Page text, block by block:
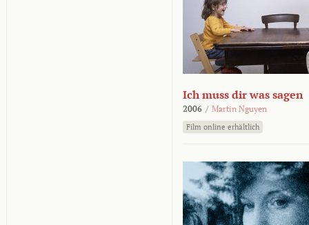
Ich muss dir was sagen
2006 / Martin Nguyen
Film online erhältlich